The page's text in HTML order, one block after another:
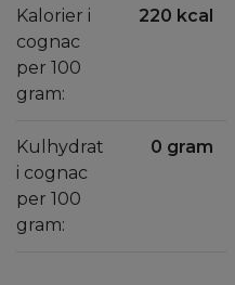
Kalorier i
cognac
per 100
gram:
220 kcal
Kulhydrat
i cognac
per 100
gram:
0 gram